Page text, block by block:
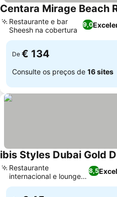
Centara Mirage Beach
9,0
Restaurante e bar
Sheesh na cobertura
De € 134
Consulte os preços de 16 sites
ibis Styles Dubai Gold
8,5
Restaurante
internacional e lounge
no átrio